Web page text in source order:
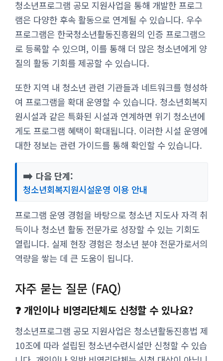
청소년프로그램 공모 지원사업을 통해 개발한 프로그
램은 다양한 후속 활동으로 연계될 수 있습니다. 우수
프로그램은 한국청소년활동진흥원의 인증 프로그램으
로 등록할 수 있으며, 이를 통해 더 많은 청소년에게 양
질의 활동 기회를 제공할 수 있습니다.
또한 지역 내 청소년 관련 기관들과 네트워크를 형성하
여 프로그램을 확대 운영할 수 있습니다. 청소년회복지
원시설과 같은 특화된 시설과 연계하면 위기 청소년에
게도 프로그램 혜택이 확대됩니다. 이러한 시설 운영에
대한 정보는 관련 가이드를 통해 확인할 수 있습니다.
➡️ 다음 단계:
청소년회복지원시설운영 이용 안내
프로그램 운영 경험을 바탕으로 청소년 지도사 자격 취
득이나 청소년 활동 전문가로 성장할 수 있는 기회도
열립니다. 실제 현장 경험은 청소년 분야 전문가로서의
역량을 쌓는 데 큰 도움이 됩니다.
자주 묻는 질문 (FAQ)
❓ 개인이나 비영리단체도 신청할 수 있나요?
청소년프로그램 공모 지원사업은 청소년활동진흥법 제
10조에 따라 설립된 청소년수련시설만 신청할 수 있습